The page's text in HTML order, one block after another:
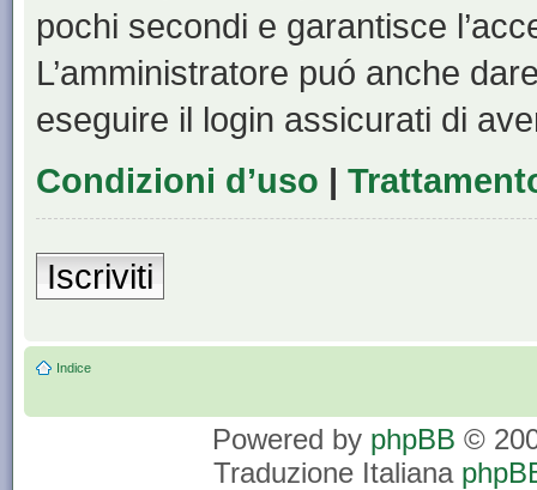
pochi secondi e garantisce
L’amministratore puó anche
eseguire il login assicurati di
Condizioni d’uso |
Iscriviti
Indice
Powered by phpBB ©
Traduzione Italiana